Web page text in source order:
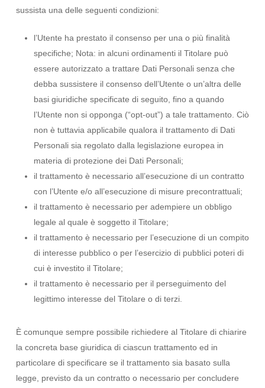
sussista una delle seguenti condizioni:
l’Utente ha prestato il consenso per una o più finalità
specifiche; Nota: in alcuni ordinamenti il Titolare può
essere autorizzato a trattare Dati Personali senza che
debba sussistere il consenso dell’Utente o un’altra delle
basi giuridiche specificate di seguito, fino a quando
l’Utente non si opponga (“opt-out”) a tale trattamento. Ciò
non è tuttavia applicabile qualora il trattamento di Dati
Personali sia regolato dalla legislazione europea in
materia di protezione dei Dati Personali;
il trattamento è necessario all’esecuzione di un contratto
con l’Utente e/o all’esecuzione di misure precontrattuali;
il trattamento è necessario per adempiere un obbligo
legale al quale è soggetto il Titolare;
il trattamento è necessario per l’esecuzione di un compito
di interesse pubblico o per l’esercizio di pubblici poteri di
cui è investito il Titolare;
il trattamento è necessario per il perseguimento del
legittimo interesse del Titolare o di terzi.
È comunque sempre possibile richiedere al Titolare di chiarire
la concreta base giuridica di ciascun trattamento ed in
particolare di specificare se il trattamento sia basato sulla
legge, previsto da un contratto o necessario per concludere